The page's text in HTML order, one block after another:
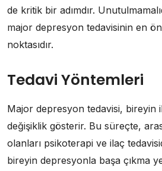
de kritik bir adımdır.
major depresyon tedavisinin en
noktasıdır.
Tedavi Yöntemleri
Major depresyon tedavisi, bireyin
değişiklik gösterir. Bu süreçte,
olanları psikoterapi ve ilaç
bireyin depresyonla başa çıkma